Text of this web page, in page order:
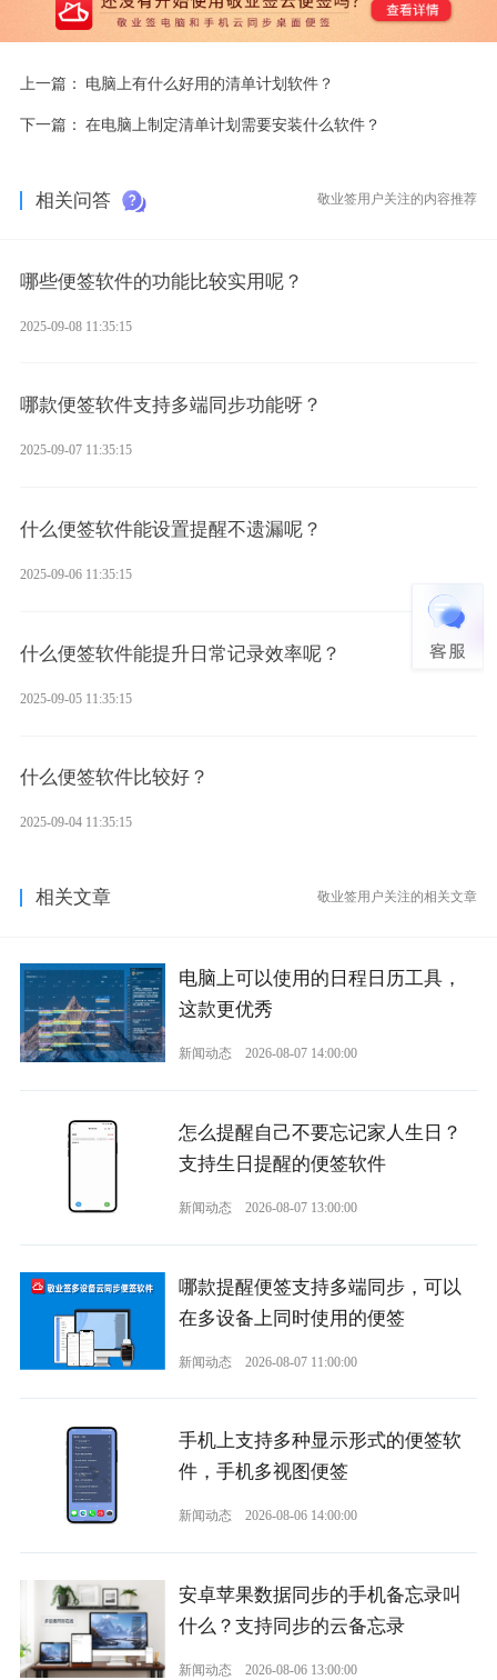
上一篇： 电脑上有什么好用的清单计划软件？
下一篇： 在电脑上制定清单计划需要安装什么软件？
相关问答 敬业签用户关注的内容推荐
哪些便签软件的功能比较实用呢？
2025-09-08 11:35:15
哪款便签软件支持多端同步功能呀？
2025-09-07 11:35:15
什么便签软件能设置提醒不遗漏呢？
2025-09-06 11:35:15
什么便签软件能提升日常记录效率呢？
2025-09-05 11:35:15
什么便签软件比较好？
2025-09-04 11:35:15
相关文章 敬业签用户关注的相关文章
电脑上可以使用的日程日历工具，
这款更优秀
新闻动态 2026-08-07 14:00:00
怎么提醒自己不要忘记家人生日？
支持生日提醒的便签软件
新闻动态 2026-08-07 13:00:00
哪款提醒便签支持多端同步，可以
在多设备上同时使用的便签
新闻动态 2026-08-07 11:00:00
手机上支持多种显示形式的便签软
件，手机多视图便签
新闻动态 2026-08-06 14:00:00
安卓苹果数据同步的手机备忘录叫
什么？支持同步的云备忘录
新闻动态 2026-08-06 13:00:00